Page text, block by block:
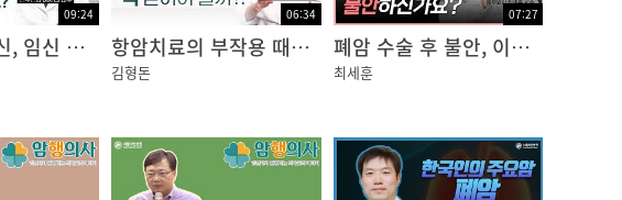
09:24
암 환자의 임신, 임신 후에 재발된 암... 어떻게 해야할까요?
06:34
항암치료의 부작용 때문에 치료를 망설이고 계신가요?
김형돈
07:27
폐암 수술 후 불안, 이렇게 다스리자!
최세훈